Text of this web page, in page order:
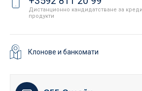
Дистанционно кандидатстване за
продукти
Клонове и банкомати